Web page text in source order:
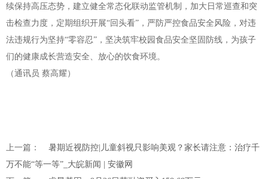
续保持高压态势，建立健全常态化联动监管机制，加大日常巡查和突
击检查力度，定期组织开展“回头看”，严防严控食品安全风险，对违
法违规行为坚持“零容忍”，坚决筑牢校园食品安全坚固防线，为孩子
们的健康成长营造安全、放心的饮食环境。
（通讯员 蔡高耀）
上一篇：
暑期近视防控|儿童斜视只影响美观？家长请注意：治疗千
万不能“等一等”_大皖新闻 | 安徽网